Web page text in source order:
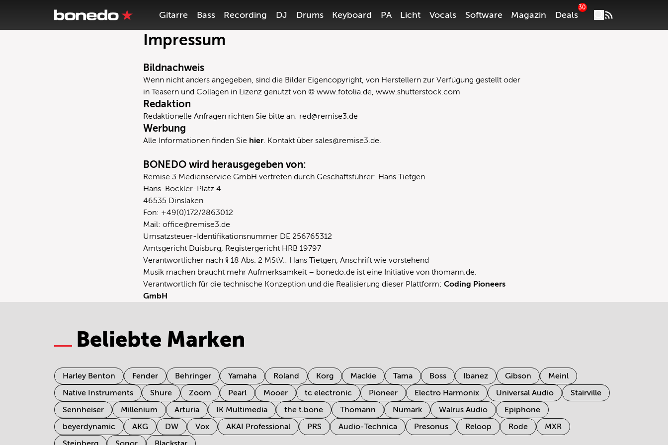
Gitarre Bass Recording DJ Drums Keyboard PA Licht Vocals Software Magazin Deals
30
Impressum
Bildnachweis
Wenn nicht anders angegeben, sind die Bilder Eigencopyright, von Herstellern zur Verfügung gestellt oder
in Teasern und Collagen in Lizenz genutzt von © www.fotolia.de, www.shutterstock.com
Redaktion
Redaktionelle Anfragen richten Sie bitte an: red@remise3.de
Werbung
Alle Informationen finden Sie hier. Kontakt über sales@remise3.de.
BONEDO wird herausgegeben von:
Remise 3 Medienservice GmbH vertreten durch Geschäftsführer: Hans Tietgen
Hans-Böckler-Platz 4
46535 Dinslaken
Fon: +49(0)172/2863012
Mail: office@remise3.de
Umsatzsteuer-Identifikationsnummer DE 256765312
Amtsgericht Duisburg, Registergericht HRB 19797
Verantwortlicher nach § 18 Abs. 2 MStV.: Hans Tietgen, Anschrift wie vorstehend
Musik machen braucht mehr Aufmerksamkeit – bonedo.de ist eine Initiative von thomann.de.
Verantwortlich für die technische Konzeption und die Realisierung dieser Plattform: Coding Pioneers
GmbH
Beliebte Marken
Harley Benton Fender Behringer Yamaha Roland Korg Mackie Tama Boss Ibanez Gibson
Meinl
Native Instruments
Shure Zoom Pearl Mooer tc electronic Pioneer Electro Harmonix Universal Audio
Stairville
Sennheiser
Millenium Arturia IK Multimedia the t.bone Thomann Numark Walrus Audio
Epiphone
beyerdynamic
AKG DW Vox AKAI Professional PRS Audio-Technica Presonus Reloop Rode
MXR